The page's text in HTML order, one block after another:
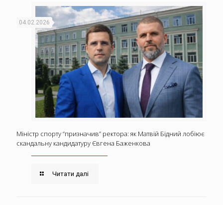
04.02.2026
Міністр спорту “призначив” ректора: як Матвій Бідний лобіює
скандальну кандидатуру Євгена Баженкова
Читати далі